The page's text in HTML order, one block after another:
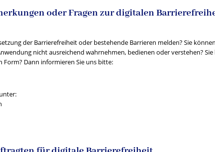
oder Fragen zur digitalen
der Barrierefreiheit oder bestehende Barrieren melden? Sie
nicht ausreichend wahrnehmen, bedienen oder verstehen?
Dann informieren Sie uns bitte: